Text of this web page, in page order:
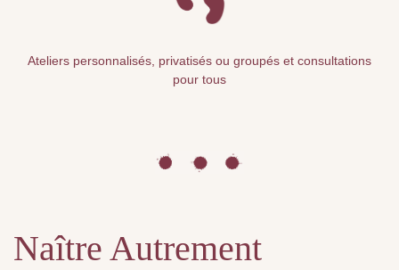
Ateliers personnalisés, privatisés ou groupés et consultations
pour tous
Naître Autrement